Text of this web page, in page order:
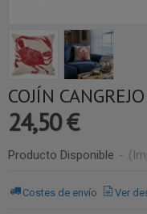
COJÍN
24,50 €
Producto Disponible -
Costes de envío Ver